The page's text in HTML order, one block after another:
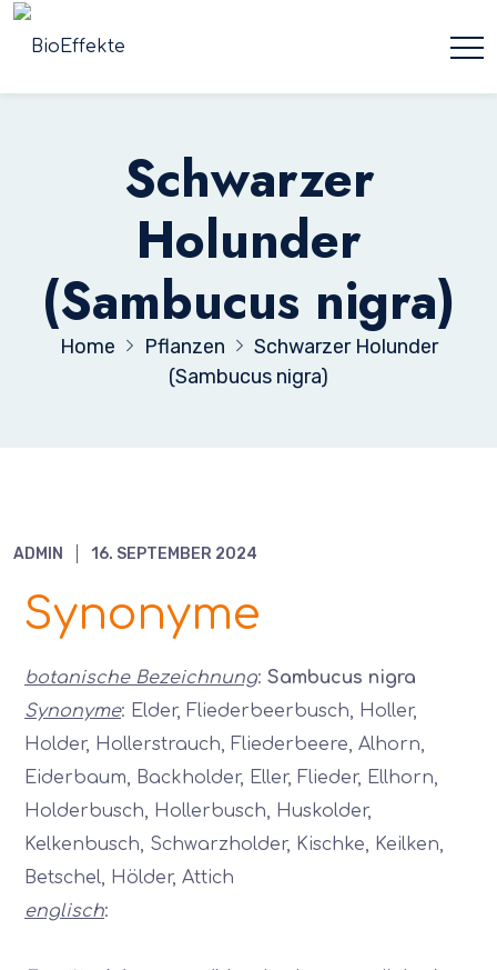
Schwarzer
Holunder
(Sambucus nigra)
Home Pflanzen
Schwarzer Holunder
(Sambucus nigra)
ADMIN 16. SEPTEMBER 2024
Synonyme
botanische Bezeichnung: Sambucus nigra
Synonyme: Elder, Fliederbeerbusch, Holler,
Holder, Hollerstrauch, Fliederbeere, Alhorn,
Eiderbaum, Backholder, Eller, Flieder, Ellhorn,
Holderbusch, Hollerbusch, Huskolder,
Kelkenbusch, Schwarzholder, Kischke, Keilken,
Betschel, Hölder, Attich
englisch: